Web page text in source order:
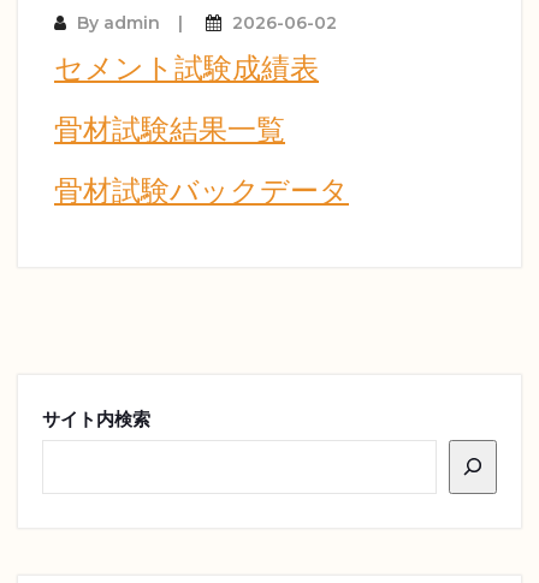
By admin 2026-06-02
セメント試験成績表
骨材試験結果一覧
骨材試験バックデータ
サイト内検索